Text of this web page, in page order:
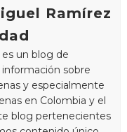
Ramírez
un blog de
sobre
y especialmente
en Colombia y el
blog pertenecientes